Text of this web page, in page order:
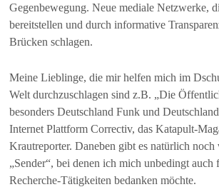
Gegenbewegung. Neue mediale Netzwerke,
bereitstellen und durch informative
Brücken schlagen.
Meine Lieblinge, die mir helfen mich im
Welt durchzuschlagen sind z.B. „Die
besonders Deutschland Funk und
Internet Plattform Correctiv, das Katapult-
Krautreporter. Daneben gibt es natürlich noch
„Sender“, bei denen ich mich unbedingt auch
Recherche-Tätigkeiten bedanken möchte.